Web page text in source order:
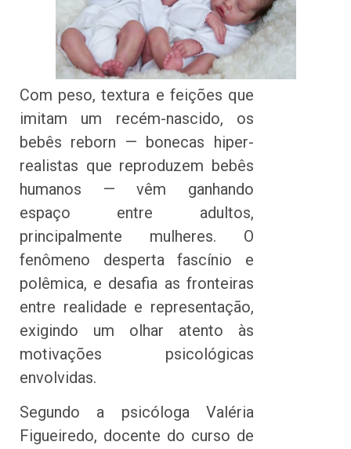
Com peso, textura e feições que
imitam um recém-nascido, os
bebês reborn — bonecas hiper-
realistas que reproduzem bebês
humanos — vêm ganhando
espaço entre adultos,
principalmente mulheres. O
fenômeno desperta fascínio e
polêmica, e desafia as fronteiras
entre realidade e representação,
exigindo um olhar atento às
motivações psicológicas
envolvidas.
Segundo a psicóloga Valéria
Figueiredo, docente do curso de